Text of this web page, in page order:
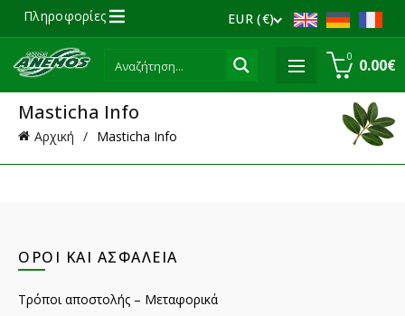
EUR (€)
Πληροφορίες
0 0.00€
Masticha Info
Αρχική Masticha Info
ΌΡΟΙ ΚΑΙ ΑΣΦΆΛΕΙΑ
Τρόποι αποστολής – Μεταφορικά